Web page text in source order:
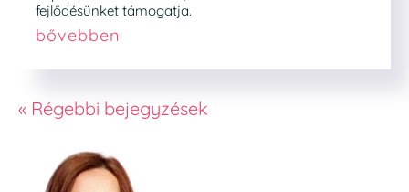
fejlődésünket támogatja.
bővebben
« Régebbi bejegyzések